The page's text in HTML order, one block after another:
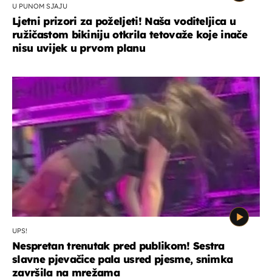
U PUNOM SJAJU
Ljetni prizori za poželjeti! Naša voditeljica u
ružičastom bikiniju otkrila tetovaže koje inače
nisu uvijek u prvom planu
UPS!
Nespretan trenutak pred publikom! Sestra
slavne pjevačice pala usred pjesme, snimka
završila na mrežama